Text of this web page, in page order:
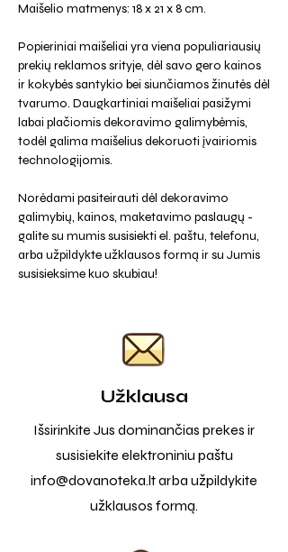
Maišelio matmenys: 18 x 21 x 8 cm.
Popieriniai maišeliai yra viena populiariausių
prekių reklamos srityje, dėl savo gero kainos
ir kokybės santykio bei siunčiamos žinutės dėl
tvarumo. Daugkartiniai maišeliai pasižymi
labai plačiomis dekoravimo galimybėmis,
todėl galima maišelius dekoruoti įvairiomis
technologijomis.
Norėdami pasiteirauti dėl dekoravimo
galimybių, kainos, maketavimo paslaugų -
galite su mumis susisiekti el. paštu, telefonu,
arba užpildykte užklausos formą ir su Jumis
susisieksime kuo skubiau!
Užklausa
Išsirinkite Jus dominančias prekes ir
susisiekite elektroniniu paštu
info@dovanoteka.ltarba užpildykite
užklausos formą.